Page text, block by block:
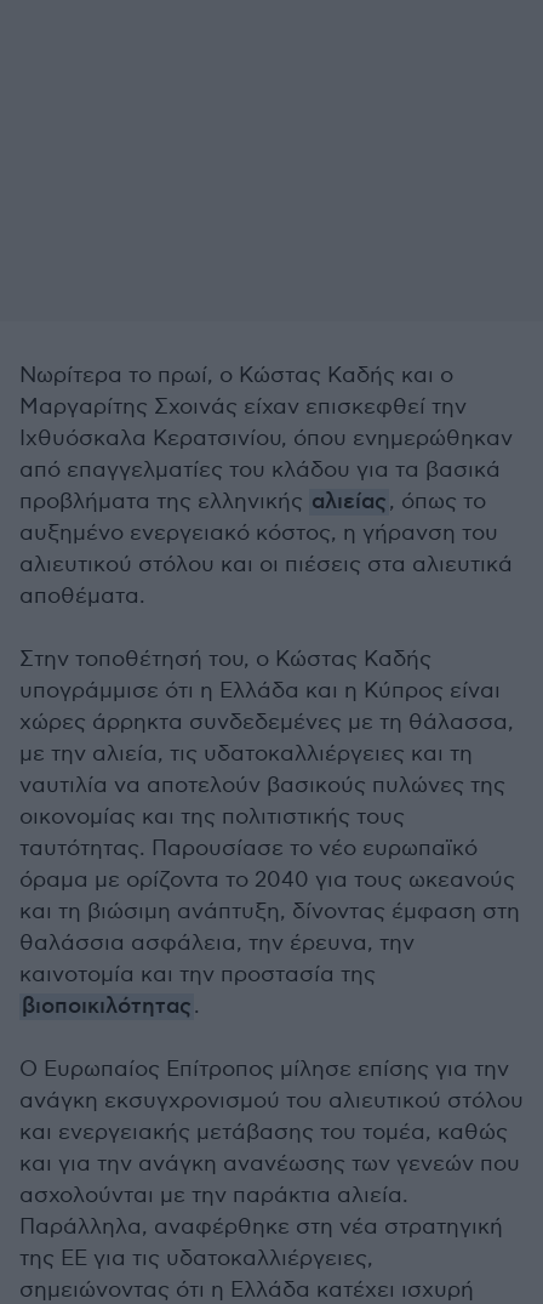
Νωρίτερα το πρωί, ο Κώστας Καδής και ο
Μαργαρίτης Σχοινάς είχαν επισκεφθεί την
Ιχθυόσκαλα Κερατσινίου, όπου ενημερώθηκαν
από επαγγελματίες του κλάδου για τα βασικά
προβλήματα της ελληνικής αλιείας, όπως το
αυξημένο ενεργειακό κόστος, η γήρανση του
αλιευτικού στόλου και οι πιέσεις στα αλιευτικά
αποθέματα.
Στην τοποθέτησή του, ο Κώστας Καδής
υπογράμμισε ότι η Ελλάδα και η Κύπρος είναι
χώρες άρρηκτα συνδεδεμένες με τη θάλασσα,
με την αλιεία, τις υδατοκαλλιέργειες και τη
ναυτιλία να αποτελούν βασικούς πυλώνες της
οικονομίας και της πολιτιστικής τους
ταυτότητας. Παρουσίασε το νέο ευρωπαϊκό
όραμα με ορίζοντα το 2040 για τους ωκεανούς
και τη βιώσιμη ανάπτυξη, δίνοντας έμφαση στη
θαλάσσια ασφάλεια, την έρευνα, την
καινοτομία και την προστασία της
βιοποικιλότητας.
Ο Ευρωπαίος Επίτροπος μίλησε επίσης για την
ανάγκη εκσυγχρονισμού του αλιευτικού στόλου
και ενεργειακής μετάβασης του τομέα, καθώς
και για την ανάγκη ανανέωσης των γενεών που
ασχολούνται με την παράκτια αλιεία.
Παράλληλα, αναφέρθηκε στη νέα στρατηγική
της ΕΕ για τις υδατοκαλλιέργειες,
σημειώνοντας ότι η Ελλάδα κατέχει ισχυρή